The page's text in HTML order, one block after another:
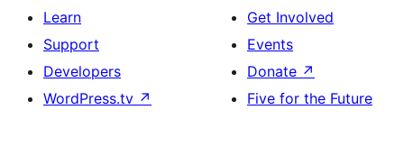
Learn
Support
Developers
WordPress.tv ↗
Get Involved
Events
Donate ↗
Five for the Future